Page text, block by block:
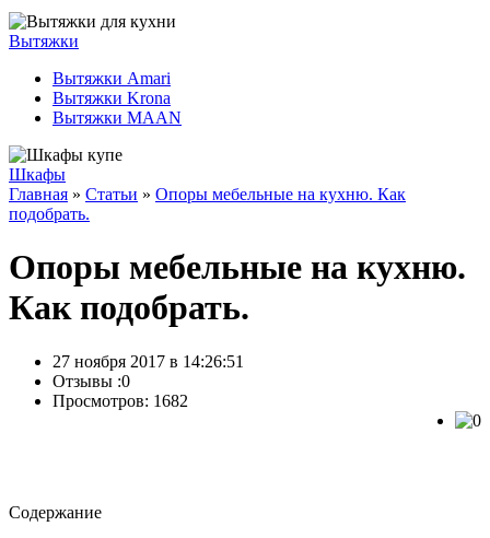
Вытяжки
Вытяжки Amari
Вытяжки Krona
Вытяжки MAAN
Шкафы
Главная » Статьи » Опоры мебельные на кухню. Как
подобрать.
Опоры мебельные на кухню.
Как подобрать.
27 ноября 2017 в 14:26:51
Отзывы :0
Просмотров: 1682
Содержание